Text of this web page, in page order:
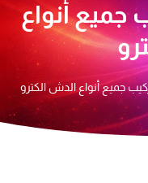
جميع أنواع
جميع أنواع الدش الكترو